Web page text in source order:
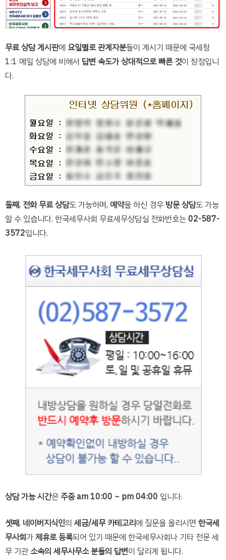
무료 상담 게시판에 요일별로 관계자분들이 계시기 때문에 국세청
1:1 메일 상담에 비해서 답변 속도가 상대적으로 빠른 것이 장점입니
다.
둘째, 전화 무료 상담도 가능하며, 예약을 하신 경우 방문 상담도 가능
할 수 있습니다. 한국세무사회 무료세무상담실 전화번호는02-587-
3572입니다.
상담 가능 시간은 주중 am 10:00 ~ pm 04:00 입니다.
셋째, 네이버지식인의 세금/세무 카테고리에 질문을 올리시면 한국세
무사회가제휴로 등록되어 있기 때문에 한국세무사회나 기타 전문 세
무 기관 소속의 세무사무소 분들의 답변이 달리게 됩니다.